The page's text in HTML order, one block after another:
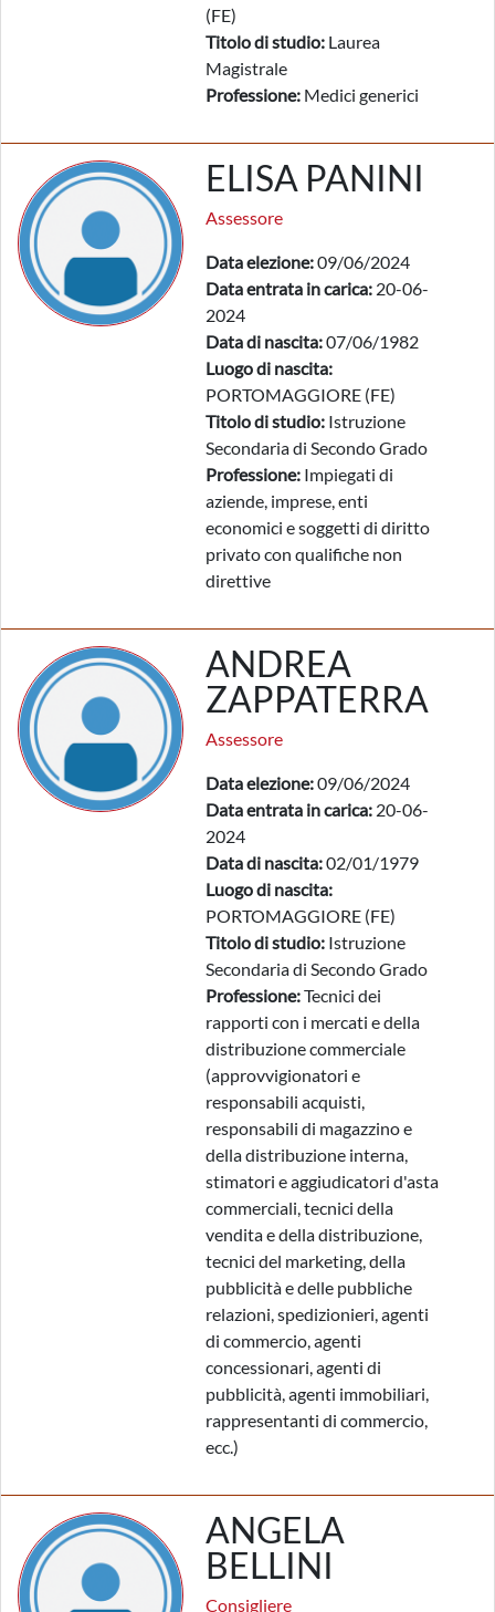
(FE)
Titolo di studio: Laurea
Magistrale
Professione: Medici generici
ELISA PANINI
Assessore
Data elezione:09/06/2024
Data entrata in carica: 20-06-
2024
Data di nascita:07/06/1982
Luogo di nascita:
PORTOMAGGIORE (FE)
Titolo di studio: Istruzione
Secondaria di Secondo Grado
Professione: Impiegati di
aziende, imprese, enti
economici e soggetti di diritto
privato con qualifiche non
direttive
ANDREA
ZAPPATERRA
Assessore
Data elezione:09/06/2024
Data entrata in carica: 20-06-
2024
Data di nascita:02/01/1979
Luogo di nascita:
PORTOMAGGIORE (FE)
Titolo di studio: Istruzione
Secondaria di Secondo Grado
Professione:Tecnici dei
rapporti con i mercati e della
distribuzione commerciale
(approvvigionatori e
responsabili acquisti,
responsabili di magazzino e
della distribuzione interna,
stimatori e aggiudicatori d'asta
commerciali, tecnici della
vendita e della distribuzione,
tecnici del marketing, della
pubblicità e delle pubbliche
relazioni, spedizionieri, agenti
di commercio, agenti
concessionari, agenti di
pubblicità, agenti immobiliari,
rappresentanti di commercio,
ecc.)
ANGELA
BELLINI
Consigliere